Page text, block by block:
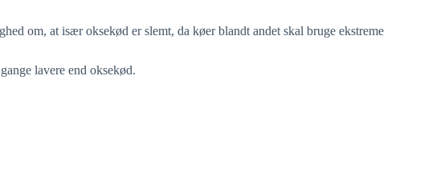
om, at især oksekød er slemt, da køer blandt andet skal bruge ekstreme
lavere end oksekød.